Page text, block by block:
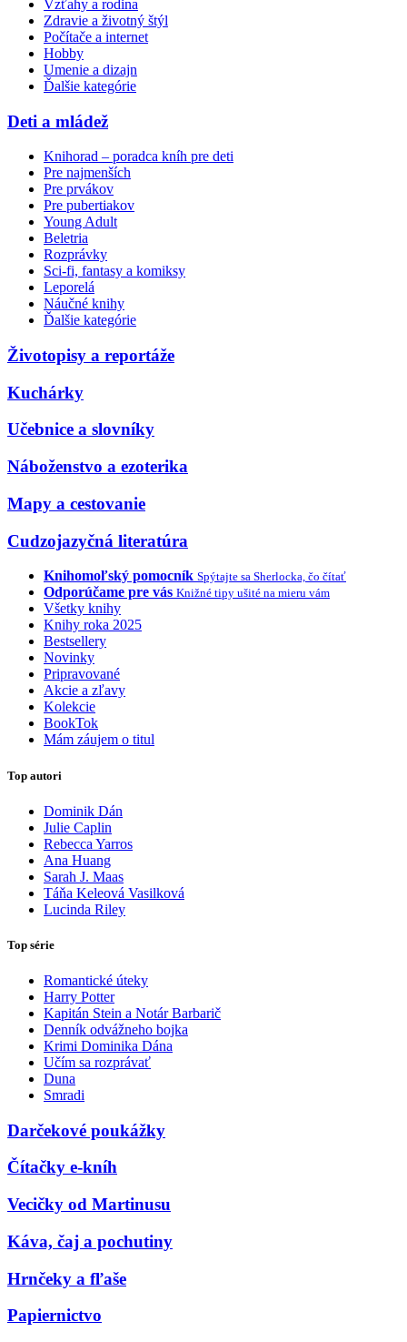
Vzťahy a rodina
Zdravie a životný štýl
Počítače a internet
Hobby
Umenie a dizajn
Ďalšie kategórie
Deti a mládež
Knihorad – poradca kníh pre deti
Pre najmenších
Pre prvákov
Pre pubertiakov
Young Adult
Beletria
Rozprávky
Sci-fi, fantasy a komiksy
Leporelá
Náučné knihy
Ďalšie kategórie
Životopisy a reportáže
Kuchárky
Učebnice a slovníky
Náboženstvo a ezoterika
Mapy a cestovanie
Cudzojazyčná literatúra
Knihomoľský pomocník Spýtajte sa Sherlocka, čo čítať
Odporúčame pre vás Knižné tipy ušité na mieru vám
Všetky knihy
Knihy roka 2025
Bestsellery
Novinky
Pripravované
Akcie a zľavy
Kolekcie
BookTok
Mám záujem o titul
Top autori
Dominik Dán
Julie Caplin
Rebecca Yarros
Ana Huang
Sarah J. Maas
Táňa Keleová Vasilková
Lucinda Riley
Top série
Romantické úteky
Harry Potter
Kapitán Stein a Notár Barbarič
Denník odvážneho bojka
Krimi Dominika Dána
Učím sa rozprávať
Duna
Smradi
Darčekové poukážky
Čítačky e-kníh
Vecičky od Martinusu
Káva, čaj a pochutiny
Hrnčeky a fľaše
Papiernictvo